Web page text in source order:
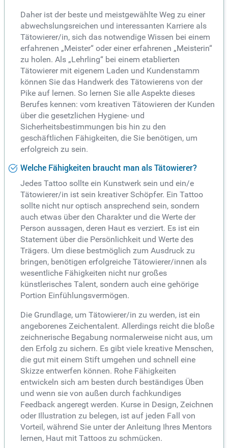
Daher ist der beste und meistgewählte Weg zu einer
abwechslungsreichen und interessanten Karriere als
Tätowierer/in, sich das notwendige Wissen bei einem
erfahrenen „Meister“ oder einer erfahrenen „Meisterin“
zu holen. Als „Lehrling“ bei einem etablierten
Tätowierer mit eigenem Laden und Kundenstamm
können Sie das Handwerk des Tätowierens von der
Pike auf lernen. So lernen Sie alle Aspekte dieses
Berufes kennen: vom kreativen Tätowieren der Kunden
über die gesetzlichen Hygiene- und
Sicherheitsbestimmungen bis hin zu den
geschäftlichen Fähigkeiten, die Sie benötigen, um
erfolgreich zu sein.
Welche Fähigkeiten braucht man als Tätowierer?
Jedes Tattoo sollte ein Kunstwerk sein und ein/e
Tätowierer/in ist sein kreativer Schöpfer. Ein Tattoo
sollte nicht nur optisch ansprechend sein, sondern
auch etwas über den Charakter und die Werte der
Person aussagen, deren Haut es verziert. Es ist ein
Statement über die Persönlichkeit und Werte des
Trägers. Um diese bestmöglich zum Ausdruck zu
bringen, benötigen erfolgreiche Tätowierer/innen als
wesentliche Fähigkeiten nicht nur großes
künstlerisches Talent, sondern auch eine gehörige
Portion Einfühlungsvermögen.
Die Grundlage, um Tätowierer/in zu werden, ist ein
angeborenes Zeichentalent. Allerdings reicht die bloße
zeichnerische Begabung normalerweise nicht aus, um
den Erfolg zu sichern. Es gibt viele kreative Menschen,
die gut mit einem Stift umgehen und schnell eine
Skizze entwerfen können. Rohe Fähigkeiten
entwickeln sich am besten durch beständiges Üben
und wenn sie von außen durch fachkundiges
Feedback angeregt werden. Kurse in Design, Zeichnen
oder Illustration zu belegen, ist auf jeden Fall von
Vorteil, während Sie unter der Anleitung Ihres Mentors
lernen, Haut mit Tattoos zu schmücken.